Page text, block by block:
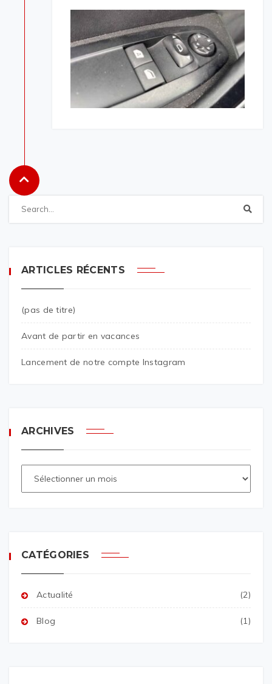
ARTICLES RÉCENTS
(pas de titre)
Avant de partir en vacances
Lancement de notre compte Instagram
ARCHIVES
CATÉGORIES
Actualité (2)
Blog (1)